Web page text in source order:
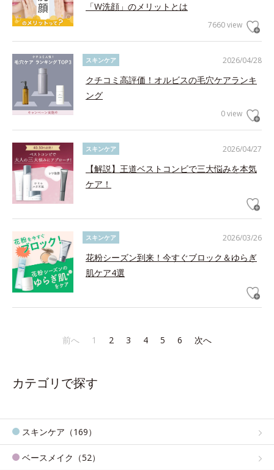
「W洗顔」のメリットとは
7660 view
2026/04/28
スキンケア
クチコミ高評価！オルビスの毛穴ケアランキ
ング
0 view
2026/04/27
スキンケア
【解説】王道ベストコンビで三大悩みを本気
ケア！
2026/03/26
スキンケア
花粉シーズン到来！今すぐブロック＆ゆらぎ
肌ケア4選
前へ 1 2 3 4 5 6 次へ
カテゴリで探す
スキンケア（169）
ベースメイク（52）